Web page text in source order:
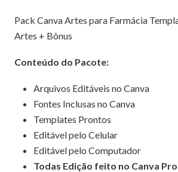
Pack Canva Artes para Farmácia
Artes + Bônus
Conteúdo do Pacote:
Arquivos Editáveis no Canva
Fontes Inclusas no Canva
Templates Prontos
Editável pelo Celular
Editável pelo Computador
Todas Edição feito no Canva